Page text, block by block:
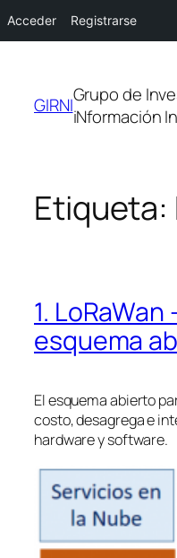
Acceder Registrarse
contenido
GIRNIGrupo de
iNformación
Etiqueta:
1.
esquema
El esquema abierto
costo, desagrega e
hardware y software.